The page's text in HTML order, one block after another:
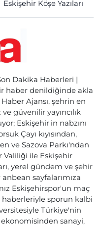
Eskişehir Köşe Yazıları
Dakika Haberleri |
haber denildiğinde akla
Ajansı, şehrin en
güvenilir yayıncılık
Eskişehir'in nabzını
Çayı kıyısından,
ve Sazova Parkı'ndan
Valiliği ile Eskişehir
yerel gündem ve şehir
sayfalarımıza
Eskişehirspor'un maç
sporun kalbi
Türkiye'nin
sanayi,